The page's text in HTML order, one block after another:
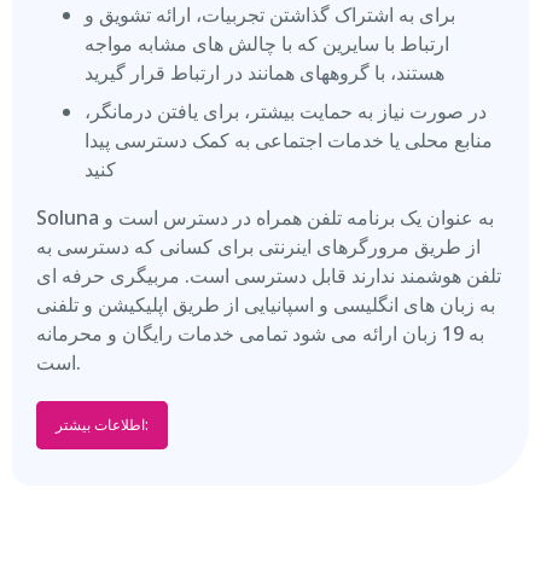
برای به اشتراک گذاشتن تجربیات، ارائه تشویق و
ارتباط با سایرین که با چالش های مشابه مواجه
هستند، با گروههای همانند در ارتباط قرار گیرید
در صورت نیاز به حمایت بیشتر، برای یافتن درمانگر،
منابع محلی یا خدمات اجتماعی به کمک دسترسی پیدا
کنید
Soluna به عنوان یک برنامه تلفن همراه در دسترس است و
از طریق مرورگرهای اینرنتی برای کسانی که دسترسی به
تلفن هوشمند ندارند قابل دسترسی است. مربیگری حرفه ای
به زبان های انگلیسی و اسپانیایی از طریق اپلیکیشن و تلفنی
به 19 زبان ارائه می شود تمامی خدمات رایگان و محرمانه
است.
اطلاعات بیشتر: